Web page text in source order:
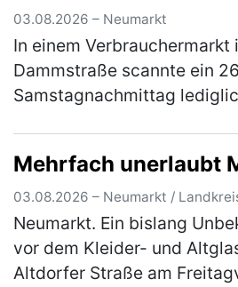
03.08.2026 – Neumarkt
In einem Verbrauchermarkt
Dammstraße scannte ein
Samstagnachmittag
d…(mehr)
Mehrfach unerlaubt
03.08.2026 – Neumarkt /
Neumarkt. Ein bislang
vor dem Kleider- und
Altdorfer Straße am